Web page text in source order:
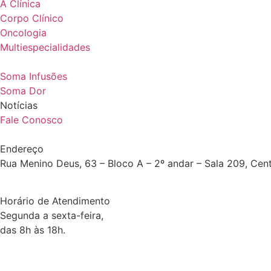
A Clínica
Corpo Clínico
Oncologia
Multiespecialidades
Soma Infusões
Soma Dor
Notícias
Fale Conosco
Endereço
Rua Menino Deus, 63 – Bloco A – 2º andar – Sala 209,
Horário de Atendimento
Segunda a sexta-feira,
das 8h às 18h.